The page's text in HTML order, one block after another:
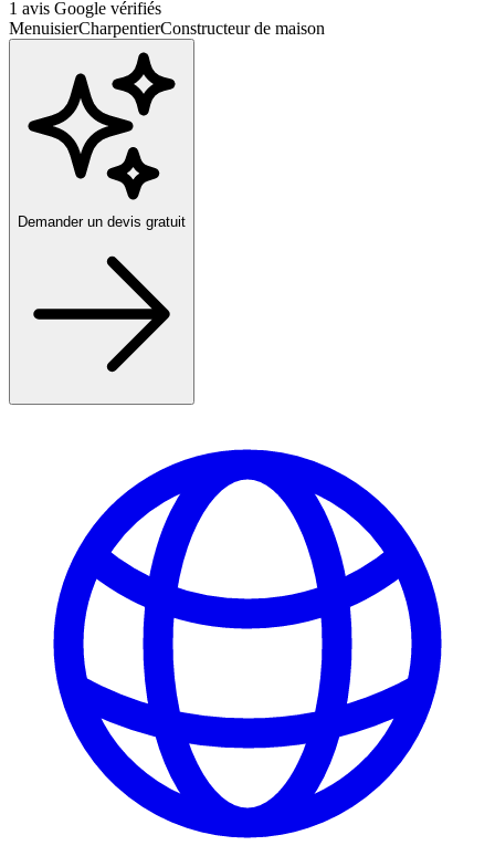
1 avis Google vérifiés
MenuisierCharpentierConstructeur de maison
Demander un devis gratuit